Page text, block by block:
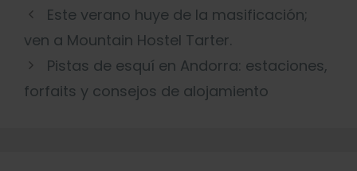
Este verano huye de la masificación;
ven a Mountain Hostel Tarter.
Pistas de esquí en Andorra: estaciones,
forfaits y consejos de alojamiento